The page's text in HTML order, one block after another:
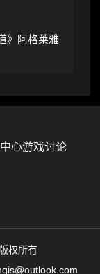
》阿格莱雅
心游戏讨论
权所有